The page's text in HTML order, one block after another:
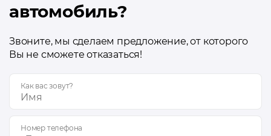
автомобиль?
Звоните, мы сделаем предложение, от которого
Вы не сможете отказаться!
Как вас зовут?
Номер телефона